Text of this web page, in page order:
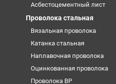
Асбестоцементный лист
Проволока стальная
Вязальная проволока
Катанка стальная
Наплавочная проволока
Оцинкованная проволока
Проволока ВР